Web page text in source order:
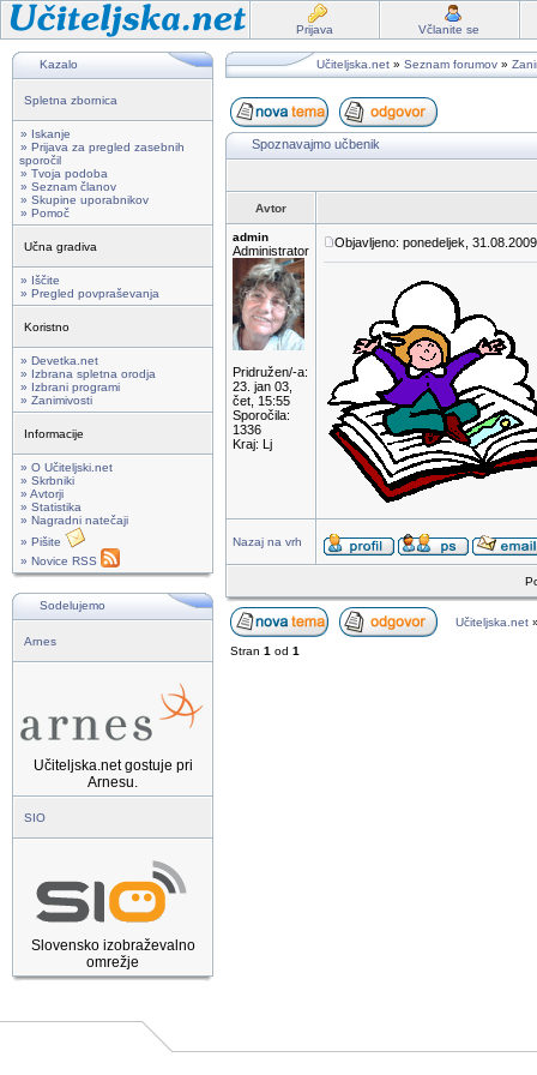
Prijava Včlanite se
Kazalo
Spletna zbornica
» Iskanje
» Prijava za pregled zasebnih
sporočil
» Tvoja podoba
» Seznam članov
» Skupine uporabnikov
» Pomoč
Učna gradiva
» Iščite
» Pregled povpraševanja
Koristno
» Devetka.net
» Izbrana spletna orodja
» Izbrani programi
» Zanimivosti
Informacije
» O Učiteljski.net
» Skrbniki
» Avtorji
» Statistika
» Nagradni natečaji
» Pišite
» Novice RSS
Sodelujemo
Arnes
Učiteljska.net gostuje pri
Arnesu.
SIO
Slovensko izobraževalno
omrežje
Učiteljska.net » Seznam forumov »
Spoznavajmo učbenik
Avtor
admin
Administrator
Pridružen/-a:
23. jan 03,
čet, 15:55
Sporočila:
1336
Kraj: Lj
Objavljeno: ponedeljek,
Nazaj na vrh
Učiteljska.net
Stran 1 od 1